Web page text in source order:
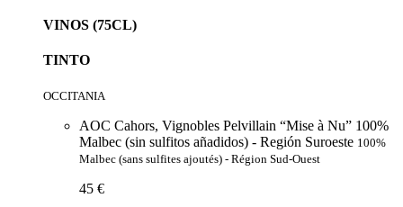
VINOS (75CL)
TINTO
OCCITANIA
AOC Cahors, Vignobles Pelvillain “Mise à Nu” 100%
Malbec (sin sulfitos añadidos) - Región Suroeste 100%
Malbec (sans sulfites ajoutés) - Région Sud-Ouest
45 €